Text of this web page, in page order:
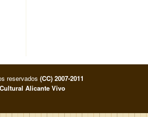
reservados (CC) 2007-2011
Alicante Vivo